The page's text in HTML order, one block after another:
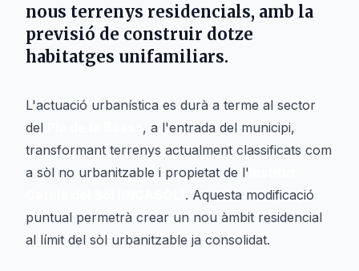
nous terrenys residencials, amb la
previsió de construir dotze
habitatges unifamiliars.
L'actuació urbanística es durà a terme al sector
del
, a l'entrada del municipi,
transformant terrenys actualment classificats com
a sòl no urbanitzable i propietat de l'
. Aquesta modificació
puntual permetrà crear un nou àmbit residencial
al límit del sòl urbanitzable ja consolidat.